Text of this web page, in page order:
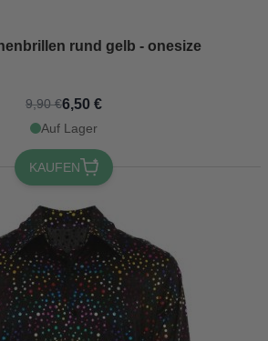
rund gelb - onesize
9,90 €6,50 €
Auf Lager
KAUFEN